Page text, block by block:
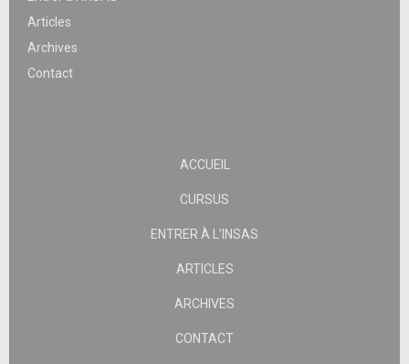
Articles
Archives
Contact
ACCUEIL
CURSUS
ENTRER À L’INSAS
ARTICLES
ARCHIVES
CONTACT